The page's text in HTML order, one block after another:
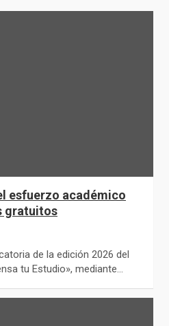
esfuerzo académico
gratuitos
de la edición 2026 del
tu Estudio», mediante…